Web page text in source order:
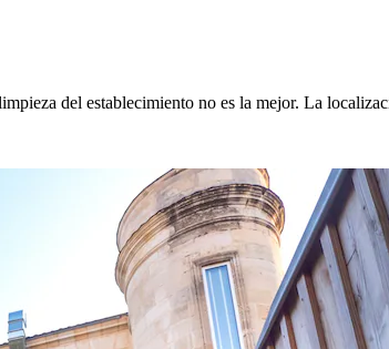
del establecimiento no es la mejor. La